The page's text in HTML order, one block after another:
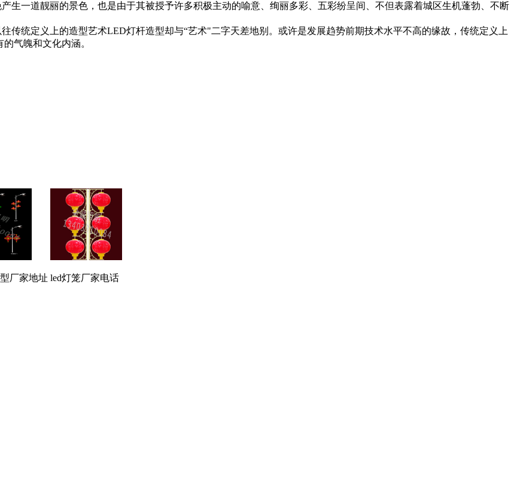
生一道靓丽的景色，也是由于其被授予许多积极主动的喻意、绚丽多彩、五彩纷呈间、不但表露着城区生机蓬勃、不断
传统定义上的造型艺术LED灯杆造型却与“艺术"二字天差地别。或许是发展趋势前期技术水平不高的缘故，传统定义上
气魄和文化内涵。
厂家地址 led灯笼厂家电话